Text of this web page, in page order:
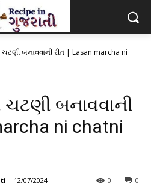
બનાવવાની રીત | Lasan marcha ni
બનાવવાની
ni chatni
12/07/2024 0
0